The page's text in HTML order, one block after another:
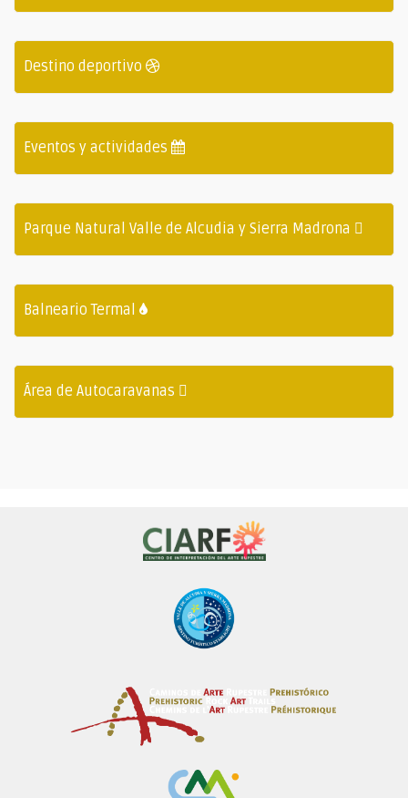
Destino deportivo
Eventos y actividades
Parque Natural Valle de Alcudia y Sierra Madrona
Balneario Termal
Área de Autocaravanas